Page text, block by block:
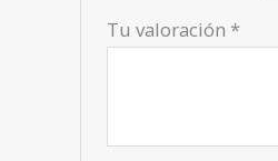
Tu valoración *